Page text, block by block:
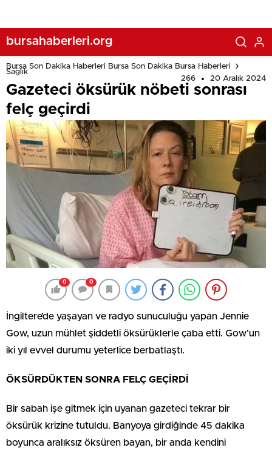
bursahaberleri.org
Bursa Son Dakika Haberleri Bursa Son Dakika Bursa Haberleri
Sağlık
266
20 Aralık 2024
Gazeteci öksürük nöbeti sonrası
felç geçirdi
0 0
İngiltere’de yaşayan ve radyo sunuculuğu yapan Jennie
Gow, uzun mühlet şiddetli öksürüklerle çaba etti. Gow’un
iki yıl evvel durumu yeterlice berbatlaştı.
ÖKSÜRDÜKTEN SONRA FELÇ GEÇİRDİ
Bir sabah işe gitmek için uyanan gazeteci tekrar bir
öksürük krizine tutuldu. Banyoya girdiğinde 45 dakika
boyunca aralıksız öksüren bayan, bir anda kendini